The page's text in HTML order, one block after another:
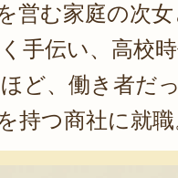
営む家庭の次
手伝い、高校
ど、働き者だ
持つ商社に就
。実家の果樹